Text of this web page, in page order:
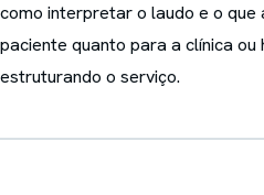
como interpretar o laudo e o
paciente quanto para a clínica
estruturando o serviço.